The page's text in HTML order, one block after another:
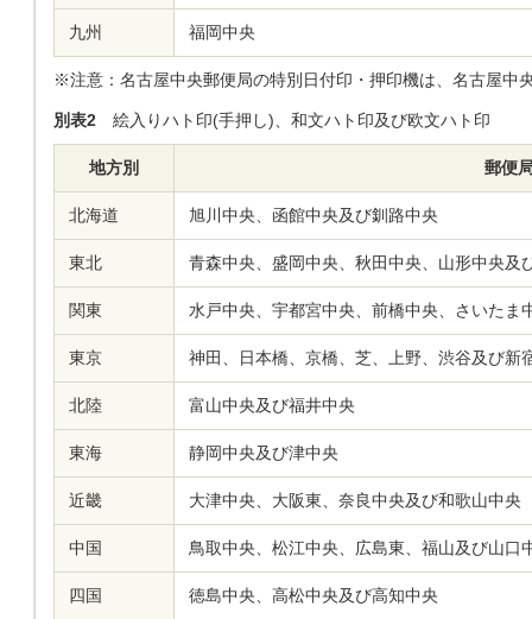
九州 福岡中央
※注意：名古屋中央郵便局の特別日付印・押印機は、名古屋中
別表2 絵入りハト印(手押し)、和文ハト印及び欧文ハト印
地方別 郵便
北海道 旭川中央、函館中央及び釧路中央
東北 青森中央、盛岡中央、秋田中央、山形中央及
関東 水戸中央、宇都宮中央、前橋中央、さいたま
東京 神田、日本橋、京橋、芝、上野、渋谷及び新
北陸 富山中央及び福井中央
東海 静岡中央及び津中央
近畿 大津中央、大阪東、奈良中央及び和歌山中央
中国 鳥取中央、松江中央、広島東、福山及び山口
四国 徳島中央、高松中央及び高知中央